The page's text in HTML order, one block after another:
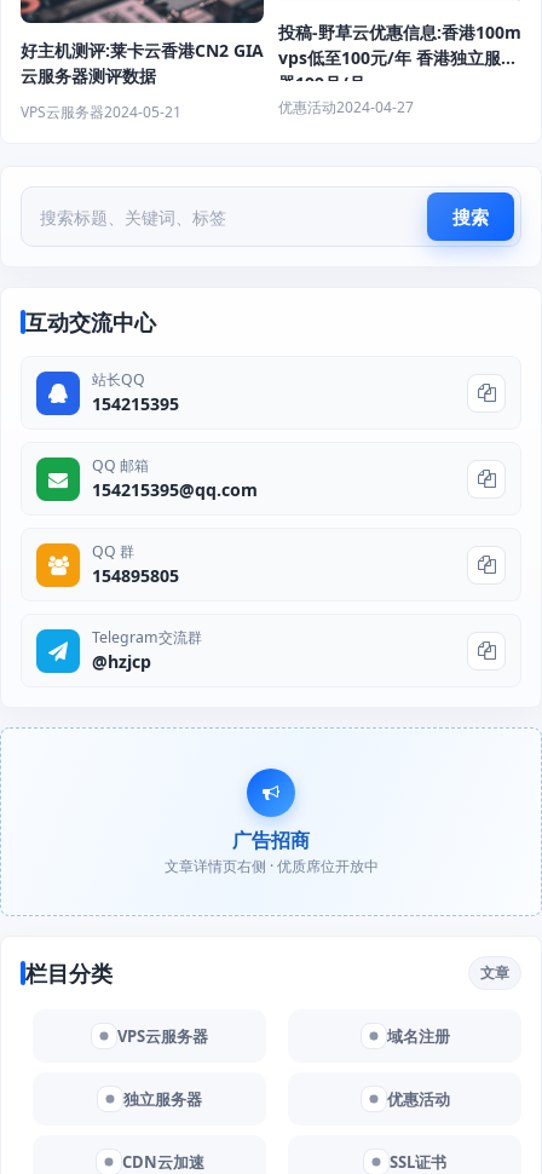
好主机测评:莱卡云香港CN2 GIA
云服务器测评数据
VPS云服务器2024-05-21
投稿-野草云优惠信息:香港100m
vps低至100元/年 香港独立服务
器199月/月
优惠活动2024-04-27
搜索
互动交流中心
站长QQ
154215395
QQ 邮箱
154215395@qq.com
QQ 群
154895805
Telegram交流群
@hzjcp
广告招商
文章详情页右侧 · 优质席位开放中
栏目分类 文章
VPS云服务器 域名注册
独立服务器 优惠活动
CDN云加速 SSL证书